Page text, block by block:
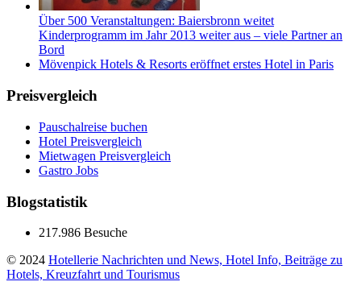
Über 500 Veranstaltungen: Baiersbronn weitet
Kinderprogramm im Jahr 2013 weiter aus – viele Partner an
Bord
Mövenpick Hotels & Resorts eröffnet erstes Hotel in Paris
Preisvergleich
Pauschalreise buchen
Hotel Preisvergleich
Mietwagen Preisvergleich
Gastro Jobs
Blogstatistik
217.986 Besuche
© 2024 Hotellerie Nachrichten und News, Hotel Info, Beiträge zu
Hotels, Kreuzfahrt und Tourismus